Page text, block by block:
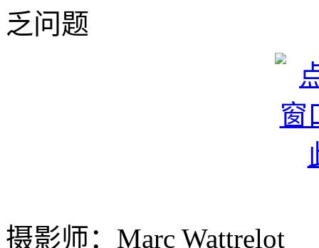
乏问题
摄影师：Marc Wattrelot